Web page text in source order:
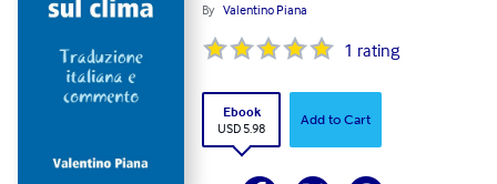
By Valentino Piana
1 rating
Ebook
USD 5.98
Add to Cart